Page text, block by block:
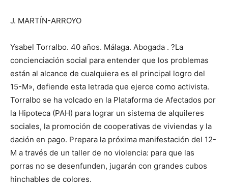
J. MARTÍN-ARROYO
Ysabel Torralbo. 40 años. Málaga. Abogada . ?La
concienciación social para entender que los problemas
están al alcance de cualquiera es el principal logro del
15-M», defiende esta letrada que ejerce como activista.
Torralbo se ha volcado en la Plataforma de Afectados por
la Hipoteca (PAH) para lograr un sistema de alquileres
sociales, la promoción de cooperativas de viviendas y la
dación en pago. Prepara la próxima manifestación del 12-
M a través de un taller de no violencia: para que las
porras no se desenfunden, jugarán con grandes cubos
hinchables de colores.